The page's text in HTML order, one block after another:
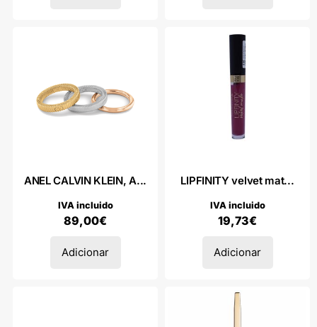
ANEL CALVIN KLEIN, A...
89,00€
IVA incluido
Adicionar
LIPFINITY velvet mat...
19,73€
IVA incluido
Adicionar